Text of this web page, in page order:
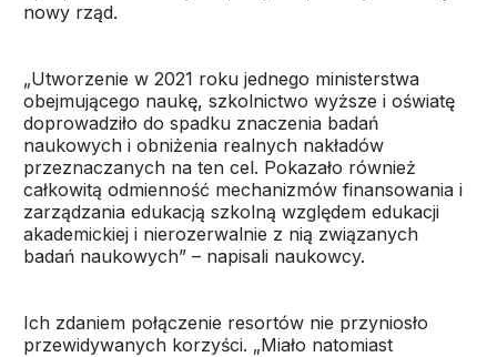
nowy rząd.
„Utworzenie w 2021 roku jednego ministerstwa
obejmującego naukę, szkolnictwo wyższe i oświatę
doprowadziło do spadku znaczenia badań
naukowych i obniżenia realnych nakładów
przeznaczanych na ten cel. Pokazało również
całkowitą odmienność mechanizmów finansowania i
zarządzania edukacją szkolną względem edukacji
akademickiej i nierozerwalnie z nią związanych
badań naukowych” – napisali naukowcy.
Ich zdaniem połączenie resortów nie przyniosło
przewidywanych korzyści. „Miało natomiast